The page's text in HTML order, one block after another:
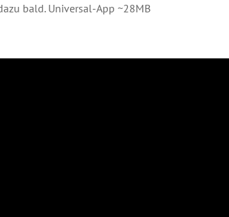
bald. Universal-App ~28MB